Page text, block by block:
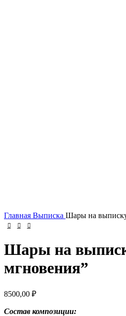
Главная Выписка Шары на
Шары на
мгновения”
8500,00 ₽
Состав композиции: